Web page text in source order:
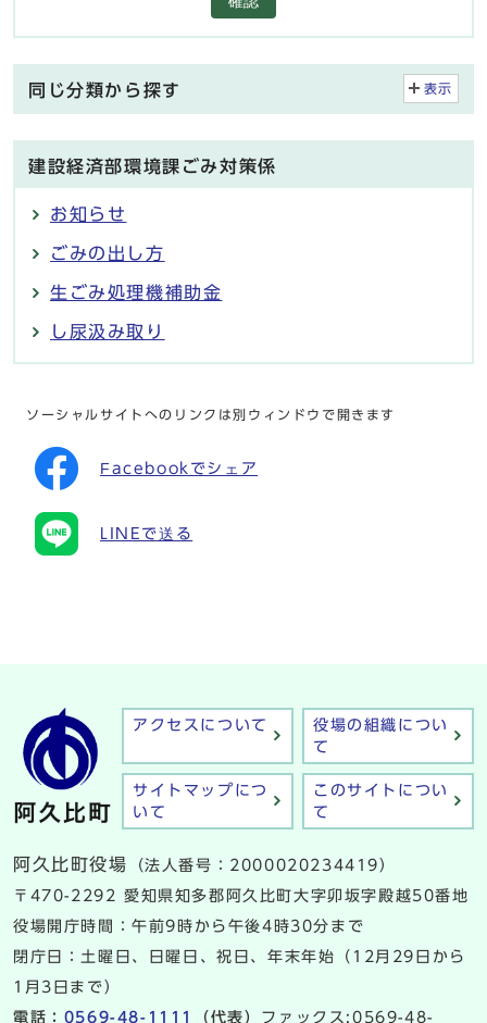
同じ分類から探す 表示
建設経済部環境課ごみ対策係
お知らせ
ごみの出し方
生ごみ処理機補助金
し尿汲み取り
ソーシャルサイトへのリンクは別ウィンドウで開きます
Facebookでシェア
LINEで送る
アクセスについて
役場の組織につい
て
サイトマップにつ
いて
このサイトについ
て
阿久比町役場
（法人番号：2000020234419）
〒470-2292 愛知県知多郡阿久比町大字卯坂字殿越50番地
役場開庁時間：午前9時から午後4時30分まで
閉庁日：土曜日、日曜日、祝日、年末年始（12月29日から
1月3日まで）
電話： 0569-48-1111 （代表） ファックス:0569-48-